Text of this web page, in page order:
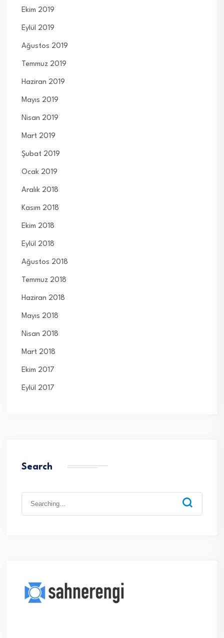
Ekim 2019
Eylül 2019
Ağustos 2019
Temmuz 2019
Haziran 2019
Mayıs 2019
Nisan 2019
Mart 2019
Şubat 2019
Ocak 2019
Aralık 2018
Kasım 2018
Ekim 2018
Eylül 2018
Ağustos 2018
Temmuz 2018
Haziran 2018
Mayıs 2018
Nisan 2018
Mart 2018
Ekim 2017
Eylül 2017
Search